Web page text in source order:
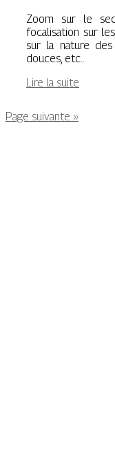
Zoom sur le
focalisation sur
sur la nature des
douces, etc..
Lire la suite
Page suivante »